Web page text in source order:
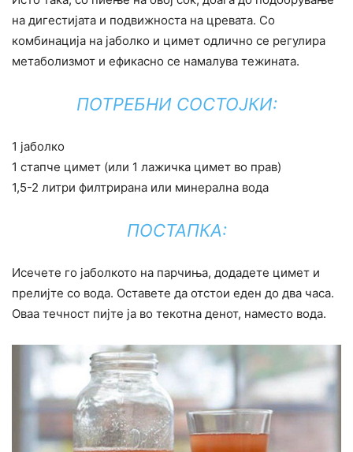
на дигестијата и подвижноста на цревата. Со
комбинација на јаболко и цимет одлично се регулира
метаболизмот и ефикасно се намалува тежината.
ПОТРЕБНИ СОСТОЈКИ:
1 јаболко
1 стапче цимет (или 1 лажичка цимет во прав)
1,5-2 литри филтрирана или минерална вода
ПОСТАПКА:
Исечете го јаболкото на парчиња, додадете цимет и
прелијте со вода. Оставете да отстои еден до два часа.
Оваа течност пијте ја во текотна денот, наместо вода.